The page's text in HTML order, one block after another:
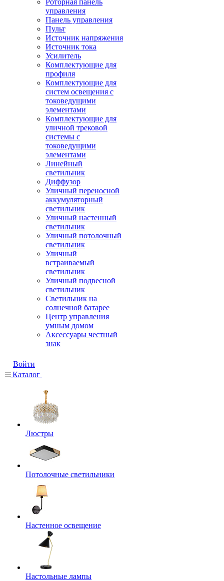
Роторная панель
управления
Панель управления
Пульт
Источник напряжения
Источник тока
Усилитель
Комплектующие для
профиля
Комплектующие для
систем освещения с
токоведущими
элементами
Комплектующие для
уличной трековой
системы с
токоведущими
элементами
Линейный
светильник
Диффузор
Уличный переносной
аккумуляторный
светильник
Уличный настенный
светильник
Уличный потолочный
светильник
Уличный
встраиваемый
светильник
Уличный подвесной
светильник
Светильник на
солнечной батарее
Центр управления
умным домом
Аксессуары честный
знак
Войти
Каталог
Люстры
Потолочные светильники
Настенное освещение
Настольные лампы